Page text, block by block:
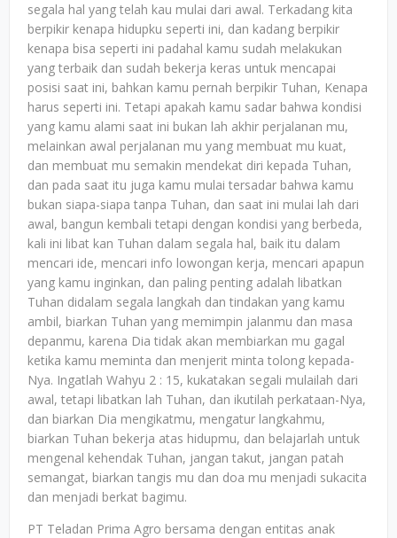
segala hal yang telah kau mulai dari awal. Terkadang kita
berpikir kenapa hidupku seperti ini, dan kadang berpikir
kenapa bisa seperti ini padahal kamu sudah melakukan
yang terbaik dan sudah bekerja keras untuk mencapai
posisi saat ini, bahkan kamu pernah berpikir Tuhan, Kenapa
harus seperti ini. Tetapi apakah kamu sadar bahwa kondisi
yang kamu alami saat ini bukan lah akhir perjalanan mu,
melainkan awal perjalanan mu yang membuat mu kuat,
dan membuat mu semakin mendekat diri kepada Tuhan,
dan pada saat itu juga kamu mulai tersadar bahwa kamu
bukan siapa-siapa tanpa Tuhan, dan saat ini mulai lah dari
awal, bangun kembali tetapi dengan kondisi yang berbeda,
kali ini libat kan Tuhan dalam segala hal, baik itu dalam
mencari ide, mencari info lowongan kerja, mencari apapun
yang kamu inginkan, dan paling penting adalah libatkan
Tuhan didalam segala langkah dan tindakan yang kamu
ambil, biarkan Tuhan yang memimpin jalanmu dan masa
depanmu, karena Dia tidak akan membiarkan mu gagal
ketika kamu meminta dan menjerit minta tolong kepada-
Nya. Ingatlah Wahyu 2 : 15, kukatakan segali mulailah dari
awal, tetapi libatkan lah Tuhan, dan ikutilah perkataan-Nya,
dan biarkan Dia mengikatmu, mengatur langkahmu,
biarkan Tuhan bekerja atas hidupmu, dan belajarlah untuk
mengenal kehendak Tuhan, jangan takut, jangan patah
semangat, biarkan tangis mu dan doa mu menjadi sukacita
dan menjadi berkat bagimu.
PT Teladan Prima Agro bersama dengan entitas anak